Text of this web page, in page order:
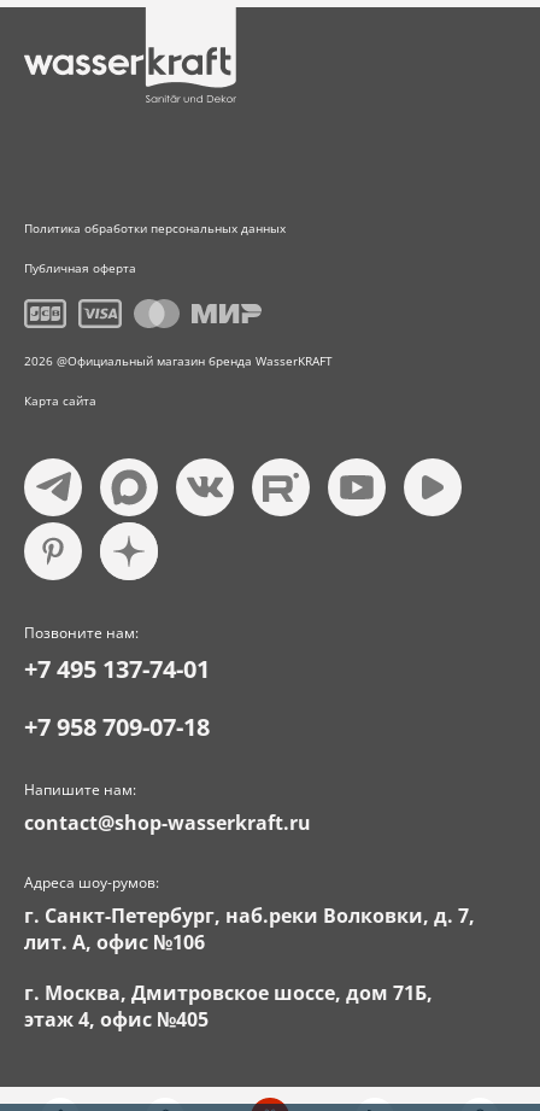
Политика обработки персональных данных
Публичная оферта
2026 @Официальный магазин бренда WasserKRAFT
Карта сайта
Позвоните нам:
+7 495 137-74-01
+7 958 709-07-18
Напишите нам:
contact@shop-wasserkraft.ru
Адреса шоу-румов:
г. Санкт-Петербург, наб.реки Волковки, д. 7,
лит. А, офис №106
г. Москва, Дмитровское шоссе, дом 71Б,
этаж 4, офис №405